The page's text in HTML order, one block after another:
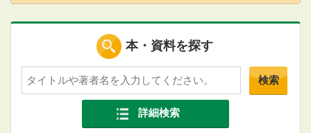
本・資料を探す
検索
詳細検索